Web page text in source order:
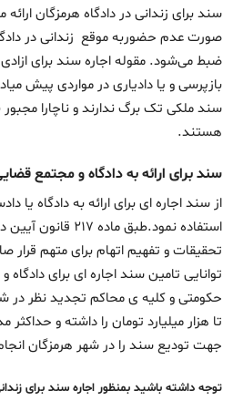
سند برای زندانی در دادگاه هرمزگان
صورت عدم حضوربه موقع زندانی در
ضبط می‌شود. مقوله اجاره سند برای ازادی
بازپرسی و یا دادیاری در مواردی پیش
سند ملکی تک برگ ندارند و ناچارا
هستند.
سند برای ارائه به دادگاه و مجتمع
از سند اجاره ای برای ارائه به دادگاه یا
استفاده نمود.طبق
تحقیقات و تفهیم اتهام برای متهم قرار
توانایی تامین سند اجاره ای برای
حکومتی و کلیه ی محاکم تجدید نظر در
جهت تودیع سند را در شهر هرمزگان
توجه داشته باشید بمنظور اجاره سند برای